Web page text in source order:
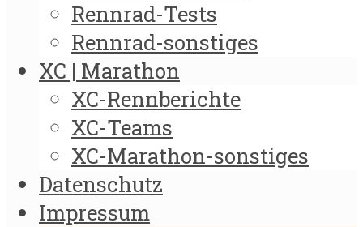
Rennrad-Tests
Rennrad-sonstiges
XC | Marathon
XC-Rennberichte
XC-Teams
XC-Marathon-sonstiges
Datenschutz
Impressum